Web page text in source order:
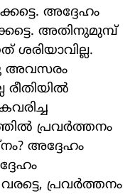
അദ്ദേഹം
അതിനുമുമ്പ്
ശരിയാവില്ല.
അവസരം
രീതിയില്‍
പ്രവര്‍ത്തനം
അദ്ദേഹം
പ്രവര്‍ത്തനം